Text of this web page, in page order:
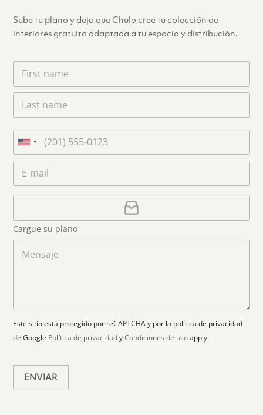
Sube tu plano y deja que Chulo cree tu colección de
interiores gratuita adaptada a tu espacio y distribución.
F
r
n
a
m
e
L
s
t
a
m
*
T
l
o
U
n
i
t
S
t
a
+
1
C
r
r
o
e
l
n
i
c
o
C
r
g
a
o
Cargue su plano
M
e
Este sitio está protegido por reCAPTCHA y por la política de privacidad
de Google Política de privacidad yCondiciones de uso apply.
ENVIAR